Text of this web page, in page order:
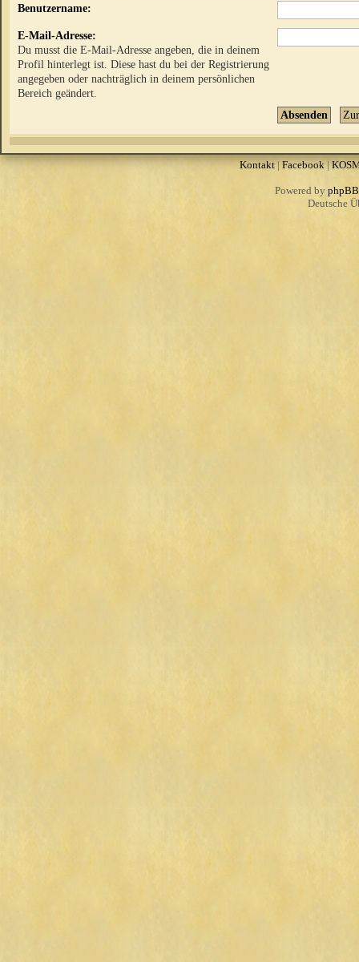
Benutzername:
E-Mail-Adresse:
Du musst die E-Mail-Adresse angeben, die in deinem
Profil hinterlegt ist. Diese hast du bei der Registrierung
angegeben oder nachträglich in deinem persönlichen
Bereich geändert.
Kontakt| Facebook |
Powered by phpBB
Deutsche